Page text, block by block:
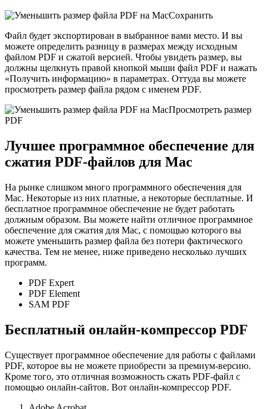
Сохранить
Файл будет экспортирован в выбранное вами место. И вы
можете определить разницу в размерах между исходным
файлом PDF и сжатой версией. Чтобы увидеть размер, вы
должны щелкнуть правой кнопкой мыши файл PDF и нажать
«Получить информацию» в параметрах. Оттуда вы можете
просмотреть размер файла рядом с именем PDF.
Просмотреть размер
PDF
Лучшее программное обеспечение для
сжатия PDF-файлов для Mac
На рынке слишком много программного обеспечения для
Mac. Некоторые из них платные, а некоторые бесплатные. И
бесплатное программное обеспечение не будет работать
должным образом. Вы можете найти отличное программное
обеспечение для сжатия для Mac, с помощью которого вы
можете уменьшить размер файла без потери фактического
качества. Тем не менее, ниже приведено несколько лучших
программ.
PDF Expert
PDF Element
SAM PDF
Бесплатный онлайн-компрессор PDF
Существует программное обеспечение для работы с файлами
PDF, которое вы не можете приобрести за премиум-версию.
Кроме того, это отличная возможность сжать PDF-файл с
помощью онлайн-сайтов. Вот онлайн-компрессор PDF.